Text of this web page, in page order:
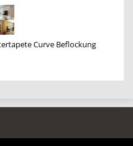
Curve Beflockung